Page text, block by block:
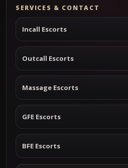
SERVICES & CONTACT
Incall Escorts
Outcall Escorts
Massage Escorts
GFE Escorts
BFE Escorts